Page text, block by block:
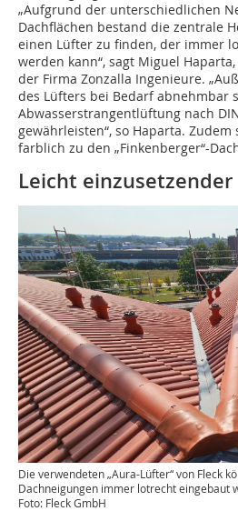
„Aufgrund der unterschiedlichen
Dachflächen bestand die zentrale
einen Lüfter zu finden, der immer
werden kann“, sagt Miguel
der Firma Zonzalla Ingenieure.
des Lüfters bei Bedarf abnehmbar
Abwasserstrangentlüftung nach
gewährleisten“, so Haparta.
farblich zu den „Finkenberger“-
Leicht
Die verwendeten ­„Aura-Lüfter“ von Fleck
Dachneigungen immer lotrecht eingebaut
Foto: Fleck GmbH